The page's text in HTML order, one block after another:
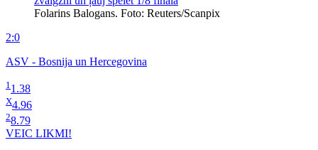
Folarins Balogans. Foto: Reuters/Scanpix
2:0
ASV - Bosnija un Hercegovina
1 1.38
X4.96
28.79
VEIC LIKMI!